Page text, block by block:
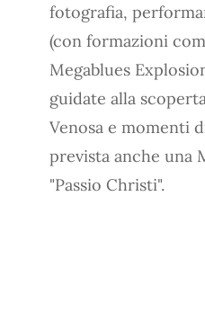
fotografia,
(con formazioni
Megablues
guidate alla
Venosa e momenti
prevista anche una
"Passio Christi".